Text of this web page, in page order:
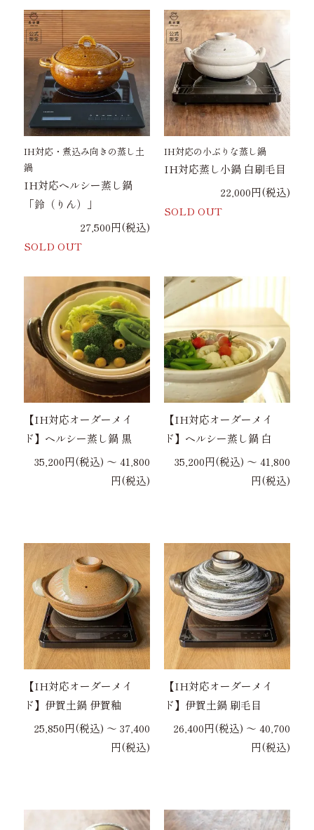
IH対応・煮込み向きの蒸し土
鍋
IH対応ヘルシー蒸し鍋
「鈴（りん）」
27,500円(税込)
SOLD OUT
IH対応の小ぶりな蒸し鍋
IH対応蒸し小鍋 白刷毛目
22,000円(税込)
SOLD OUT
【IH対応オーダーメイ
ド】ヘルシー蒸し鍋 黒
35,200円(税込) 〜 41,800
円(税込)
【IH対応オーダーメイ
ド】ヘルシー蒸し鍋 白
35,200円(税込) 〜 41,800
円(税込)
【IH対応オーダーメイ
ド】伊賀土鍋 伊賀釉
25,850円(税込) 〜 37,400
円(税込)
【IH対応オーダーメイ
ド】伊賀土鍋 刷毛目
26,400円(税込) 〜 40,700
円(税込)